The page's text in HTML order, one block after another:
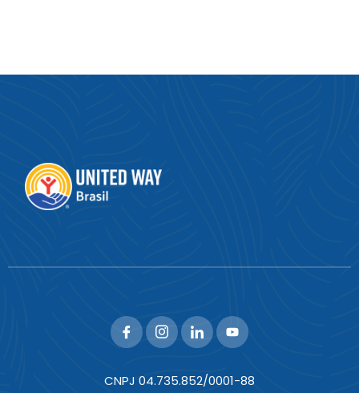
CNPJ 04.735.852/0001-88